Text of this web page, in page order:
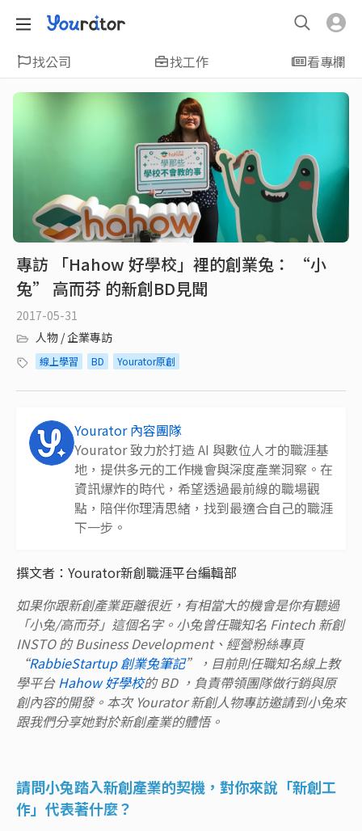
找公司 找工作 看專欄
專訪 「Hahow 好學校」裡的創業兔： “小
兔” 高而芬 的新創BD見聞
2017-05-31
人物 / 企業專訪
線上學習 BD Yourator原創
Yourator 內容團隊
Yourator 致力於打造 AI 與數位人才的職涯基
地，提供多元的工作機會與深度產業洞察。在
資訊爆炸的時代，希望透過最前線的職場觀
點，陪伴你理清思緒，找到最適合自己的職涯
下一步。
撰文者：Yourator新創職涯平台編輯部
如果你跟新創產業距離很近，有相當大的機會是你有聽過
「小兔/高而芬」這個名字。小兔曾任職知名 Fintech 新創
INSTO 的 Business Development、經營粉絲專頁
“RabbieStartup 創業兔筆記”，目前則任職知名線上教
學平台Hahow 好學校的 BD ，負責帶領團隊做行銷與原
創內容的開發。本次 Yourator 新創人物專訪邀請到小兔來
跟我們分享她對於新創產業的體悟。
請問小兔踏入新創產業的契機，對你來說「新創工
作」代表著什麼？